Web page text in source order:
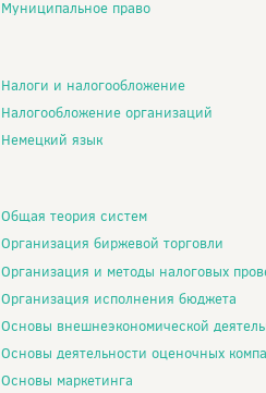
Муниципальное право
Налоги и налогообложение
Налогообложение организаций
Немецкий язык
Общая теория систем
Организация биржевой торговли
Организация и методы налоговых
Организация исполнения бюджета
Основы внешнеэкономической
Основы деятельности оценочных компаний и саморегулирующих
Основы маркетинга